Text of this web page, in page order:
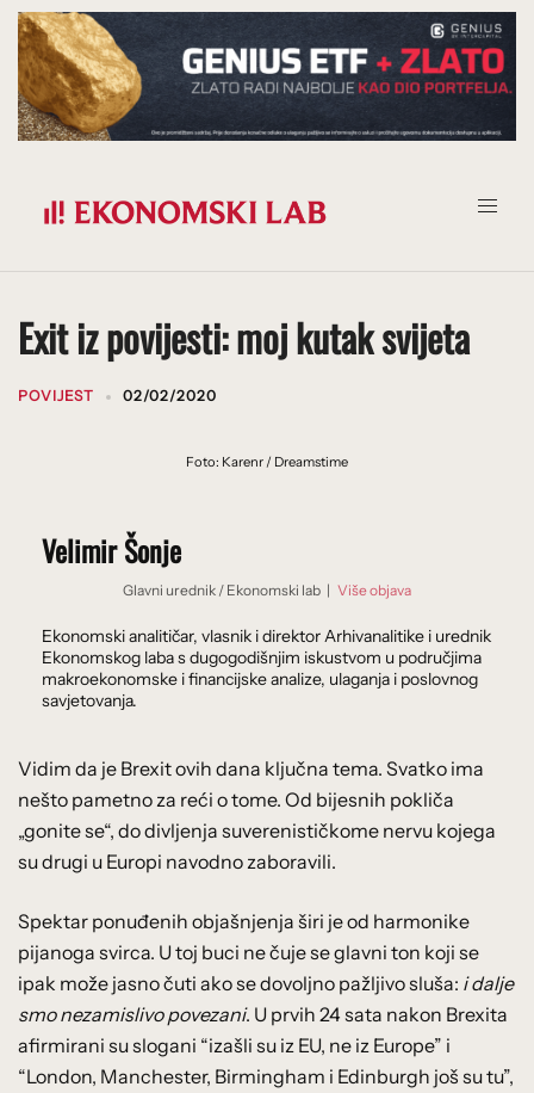
Prijeđi
na
sadržaj
Exit iz povijesti: moj kutak svijeta
POVIJEST 02/02/2020
Foto: Karenr / Dreamstime
Velimir Šonje
Glavni urednik / Ekonomski lab | Više objava
Ekonomski analitičar, vlasnik i direktor Arhivanalitike i urednik
Ekonomskog laba s dugogodišnjim iskustvom u područjima
makroekonomske i financijske analize, ulaganja i poslovnog
savjetovanja.
Vidim da je Brexit ovih dana ključna tema. Svatko ima
nešto pametno za reći o tome. Od bijesnih pokliča
„gonite se“, do divljenja suverenističkome nervu kojega
su drugi u Europi navodno zaboravili.
Spektar ponuđenih objašnjenja širi je od harmonike
pijanoga svirca. U toj buci ne čuje se glavni ton koji se
ipak može jasno čuti ako se dovoljno pažljivo sluša: i dalje
smo nezamislivo povezani. U prvih 24 sata nakon Brexita
afirmirani su slogani “izašli su iz EU, ne iz Europe” i
“London, Manchester, Birmingham i Edinburgh još su tu”,